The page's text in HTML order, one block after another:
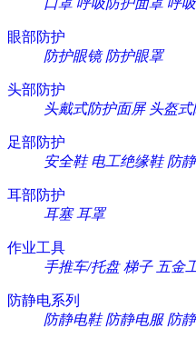
口罩 呼吸防护面罩 呼
眼部防护
防护眼镜 防护眼罩
头部防护
头戴式防护面屏 头盔
足部防护
安全鞋 电工绝缘鞋 防
耳部防护
耳塞 耳罩
作业工具
手推车/托盘 梯子 五金
防静电系列
防静电鞋 防静电服 防